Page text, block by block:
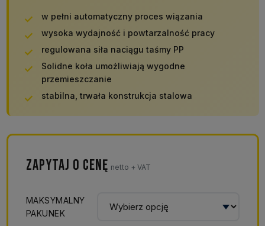
w pełni automatyczny proces wiązania
wysoka wydajność i powtarzalność pracy
regulowana siła naciągu taśmy PP
Solidne koła umożliwiają wygodne
przemieszczanie
stabilna, trwała konstrukcja stalowa
ZAPYTAJ O CENĘ netto + VAT
MAKSYMALNY
PAKUNEK